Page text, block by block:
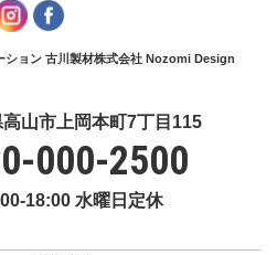
ション 古川製材株式会社 Nozomi Design
山市上岡本町7丁目115
000-2500
18:00 水曜日定休